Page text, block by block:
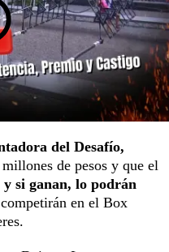
del Desafío,
de pesos y que el
y si ganan, lo podrán
en el Box